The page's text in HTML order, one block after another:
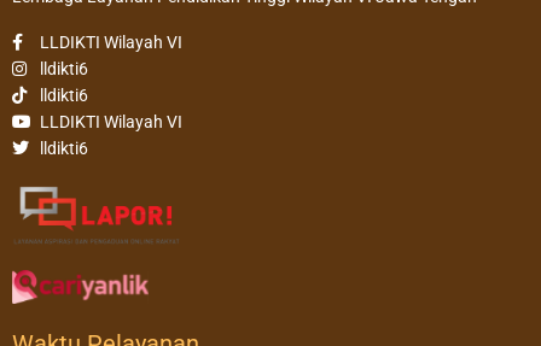
LLDIKTI Wilayah VI
lldikti6
lldikti6
LLDIKTI Wilayah VI
lldikti6